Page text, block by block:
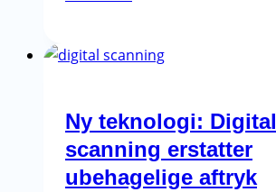
effektiv
snorken
og
søvnapnø
Ny teknologi: Digital
scanning erstatter
ubehagelige aftryk